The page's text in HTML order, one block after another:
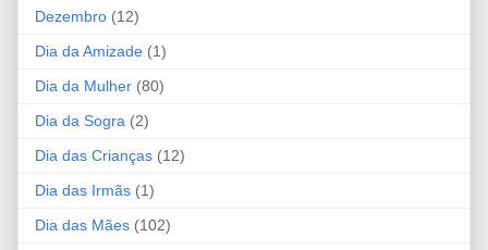
Dezembro (12)
Dia da Amizade (1)
Dia da Mulher (80)
Dia da Sogra (2)
Dia das Crianças (12)
Dia das Irmãs (1)
Dia das Mães (102)